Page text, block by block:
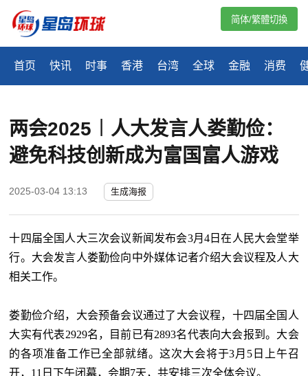
首页 快讯 时事 香港 台湾 全球 金融 消费
简体/繁體切換
两会2025︱人大发言人娄勤俭：
避免科技创新成为富国富人游戏
2025-03-04 13:13 生成海报
十四届全国人大三次会议新闻发布会3月4日在人民大会堂举
行。大会发言人娄勤俭向中外媒体记者介绍大会议程及人大
相关工作。
娄勤俭介绍，大会预备会议通过了大会议程，十四届全国人
大实有代表2929名，目前已有2893名代表向大会报到。大会
的各项准备工作已全部就绪。这次大会将于3月5日上午召
开，11日下午闭幕，会期7天，共安排三次全体会议。